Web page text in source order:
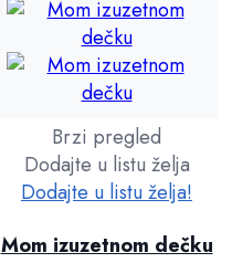
Brzi pregled
Dodajte u listu želja
Dodajte u listu želja!
Mom izuzetnom dečku